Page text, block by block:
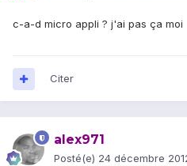
c-a-d micro appli ? j'ai pas ça moi
Citer
alex971
Posté(e) 24 décembre